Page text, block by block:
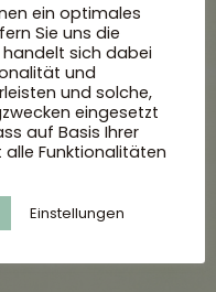
ein optimales
Sie uns die
handelt sich dabei
und
und solche,
eingesetzt
auf Basis Ihrer
Funktionalitäten
Einstellungen